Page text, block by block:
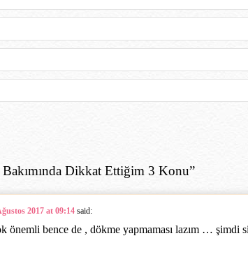
Dikkat Ettiğim 3 Konu”
2017 at 09:14 said:
önemli bence de , dökme yapmaması lazım … şimdi